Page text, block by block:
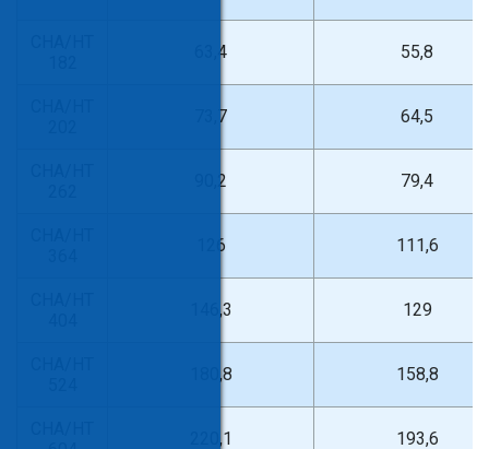
63,4 55,8
73,7 64,5
90,2 79,4
126 111,6
146,3 129
180,8 158,8
220,1 193,6